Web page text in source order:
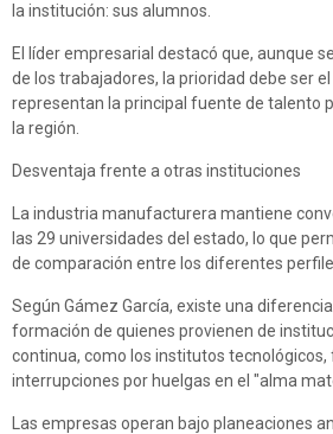
la institución: sus alumnos.
El líder empresarial destacó que, aunque
de los trabajadores, la prioridad debe ser
representan la principal fuente de talento
la región.
Desventaja frente a otras instituciones
La industria manufacturera mantiene
las 29 universidades del estado, lo que
de comparación entre los diferentes
Según Gámez García, existe una
formación de quienes provienen de
continua, como los institutos
interrupciones por huelgas en el "alma
Las empresas operan bajo planeaciones